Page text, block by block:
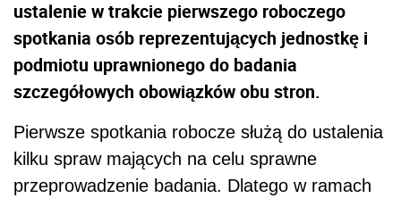
ustalenie w trakcie pierwszego roboczego
spotkania osób reprezentujących jednostkę i
podmiotu uprawnionego do badania
szczegółowych obowiązków obu stron.
Pierwsze spotkania robocze służą do ustalenia
kilku spraw mających na celu sprawne
przeprowadzenie badania. Dlatego w ramach